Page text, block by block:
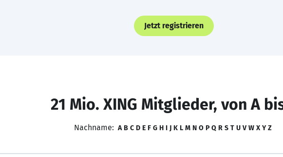
Jetzt registrieren
21 Mio. XING Mitglieder, von A
Nachname: A B C D E F G H I J K L M N O P Q R S T U V W X Y Z